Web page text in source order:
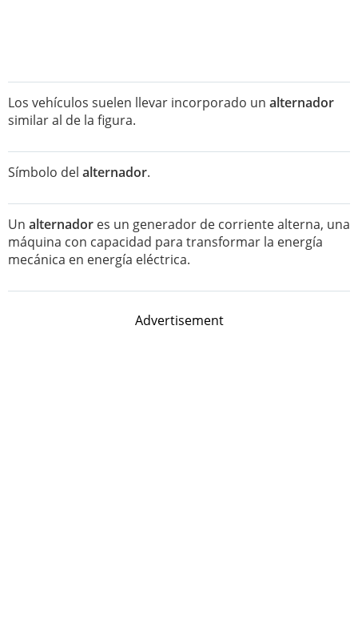
Los vehículos suelen llevar incorporado un alternador
similar al de la figura.
Símbolo del alternador.
Un alternador es un generador de corriente alterna, una
máquina con capacidad para transformar la energía
mecánica en energía eléctrica.
Advertisement